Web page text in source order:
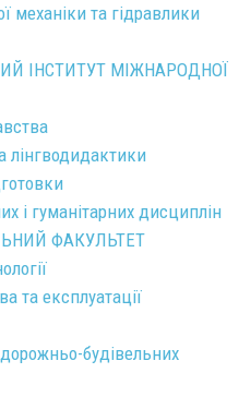
механіки та гідравлики
ІНСТИТУТ МІЖНАРОДНОЇ
лінгводидактики
і гуманітарних дисциплін
ФАКУЛЬТЕТ
та експлуатації
будівельних